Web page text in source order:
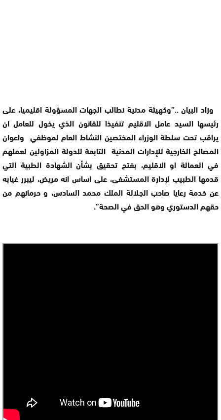
وزاد البيان ..”وكهيئة مدنية نطالب الجهات المسؤولة اقليميا، على
رئيسها السيد عامل الاقليم تنفيذا للقانون الذي يخول للعامل ان
يراقب تحت سلطة الوزراء المختصين النشاط العام لموظفي واعوان
المصالح الخارجية للإدارات المدنية التابعة للدولة المزاولين لعملهم
في العمالة او الاقليم، بفتح تحقيق بشأن الشهادة الطبية التي
قدمها الطبيب لإدارة المستشفى، على اساس انه مريض، ليبرر غيابه
عن خدمة رعايا صاحب الجلالة الملك محمد السادس، و حرمانهم من
حقهم الدستوري وهو الحق في الصحة”.